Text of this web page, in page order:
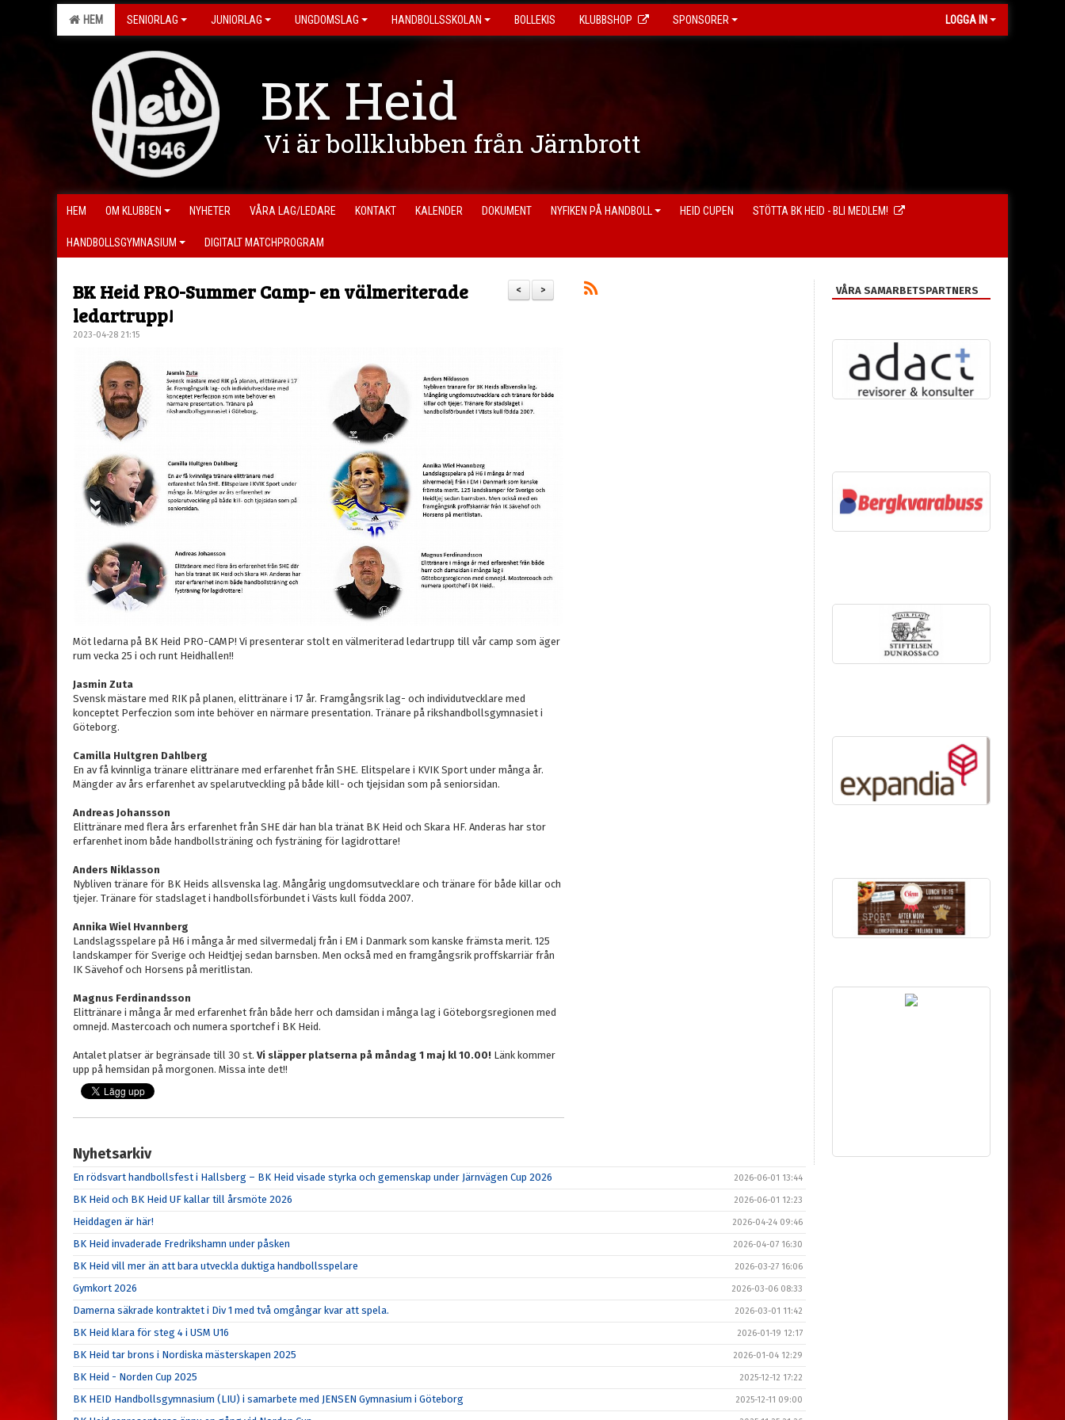
HEM SENIORLAG JUNIORLAG UNGDOMSLAG HANDBOLLSSKOLAN BOLLEKIS KLUBBSHOP SPONSORER LOGGA IN
BK Heid
Vi är bollklubben från Järnbrott
HEM OM KLUBBEN NYHETER VÅRA LAG/LEDARE KONTAKT KALENDER DOKUMENT NYFIKEN PÅ HANDBOLL HEID CUPEN STÖTTA BK HEID - BLI MEDLEM!
HANDBOLLSGYMNASIUM DIGITALT MATCHPROGRAM
>
<
BK Heid PRO-Summer Camp- en välmeriterade
ledartrupp!
2023-04-28 21:15
Möt ledarna på BK Heid PRO-CAMP! Vi presenterar stolt en välmeriterad ledartrupp till vår camp som äger
rum vecka 25 i och runt Heidhallen!!
Jasmin Zuta
Svensk mästare med RIK på planen, elittränare i 17 år. Framgångsrik lag- och individutvecklare med
konceptet Perfeczion som inte behöver en närmare presentation. Tränare på rikshandbollsgymnasiet i
Göteborg.
Camilla Hultgren Dahlberg
En av få kvinnliga tränare elittränare med erfarenhet från SHE. Elitspelare i KVIK Sport under många år.
Mängder av års erfarenhet av spelarutveckling på både kill- och tjejsidan som på seniorsidan.
Andreas Johansson
Elittränare med flera års erfarenhet från SHE där han bla tränat BK Heid och Skara HF. Anderas har stor
erfarenhet inom både handbollsträning och fysträning för lagidrottare!
Anders Niklasson
Nybliven tränare för BK Heids allsvenska lag. Mångårig ungdomsutvecklare och tränare för både killar och
tjejer. Tränare för stadslaget i handbollsförbundet i Västs kull födda 2007.
Annika Wiel Hvannberg
Landslagsspelare på H6 i många år med silvermedalj från i EM i Danmark som kanske främsta merit. 125
landskamper för Sverige och Heidtjej sedan barnsben. Men också med en framgångsrik proffskarriär från
IK Sävehof och Horsens på meritlistan.
Magnus Ferdinandsson
Elittränare i många år med erfarenhet från både herr och damsidan i många lag i Göteborgsregionen med
omnejd. Mastercoach och numera sportchef i BK Heid.
Antalet platser är begränsade till 30 st. Vi släpper platserna på måndag 1 maj kl 10.00! Länk kommer
upp på hemsidan på morgonen. Missa inte det!!
Nyhetsarkiv
En rödsvart handbollsfest i Hallsberg – BK Heid visade styrka och gemenskap under Järnvägen Cup 2026 2026-06-01 13:44
BK Heid och BK Heid UF kallar till årsmöte 2026 2026-06-01 12:23
Heiddagen är här! 2026-04-24 09:46
BK Heid invaderade Fredrikshamn under påsken 2026-04-07 16:30
BK Heid vill mer än att bara utveckla duktiga handbollsspelare 2026-03-27 16:06
Gymkort 2026 2026-03-06 08:33
Damerna säkrade kontraktet i Div 1 med två omgångar kvar att spela. 2026-03-01 11:42
BK Heid klara för steg 4 i USM U16 2026-01-19 12:17
BK Heid tar brons i Nordiska mästerskapen 2025 2026-01-04 12:29
BK Heid - Norden Cup 2025 2025-12-12 17:22
BK HEID Handbollsgymnasium (LIU) i samarbete med JENSEN Gymnasium i Göteborg 2025-12-11 09:00
VÅRA SAMARBETSPARTNERS